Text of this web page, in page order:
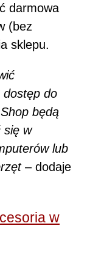
darmowa
(bez
sklepu.
dostęp do
będą
się w
lub
– dodaje
w